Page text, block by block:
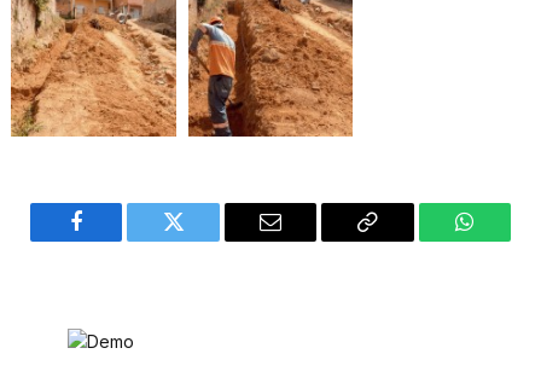
Facebook Twitter Email
Copy